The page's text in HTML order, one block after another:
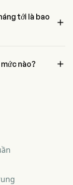
tới là bao

nào? 